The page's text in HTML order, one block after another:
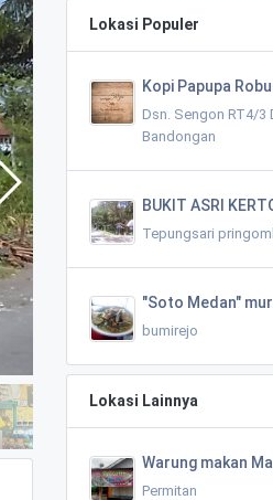
Lokasi Populer
Kopi Papupa
Dsn. Sengon RT4/3
Bandongan
BUKIT ASRI
Tepungsari
"Soto Medan"
bumirejo
Lokasi Lainnya
Warung makan
Permitan